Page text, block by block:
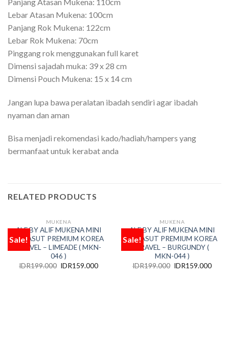
Lebar Atasan Mukena: 100cm
Panjang Rok Mukena: 122cm
Lebar Rok Mukena: 70cm
Pinggang rok menggunakan full karet
Dimensi sajadah muka: 39 x 28 cm
Dimensi Pouch Mukena: 15 x 14 cm
Jangan lupa bawa peralatan ibadah sendiri agar ibadah
nyaman dan aman
Bisa menjadi rekomendasi kado/hadiah/hampers yang
bermanfaat untuk kerabat anda
RELATED PRODUCTS
Sale!
Add
to
OUT OF STOCK
MUKENA
ALF BY ALIF MUKENA MINI
PARASUT PREMIUM KOREA
TRAVEL – LIMEADE ( MKN-
046 )
IDR199.000 IDR159.000
Sale!
Add
to
wishlist
OUT OF STOCK
MUKENA
ALF BY ALIF MUKENA MINI
PARASUT PREMIUM KOREA
TRAVEL – BURGUNDY (
MKN-044 )
IDR199.000 IDR159.000